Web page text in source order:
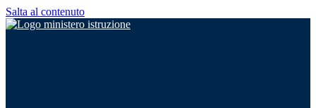
Salta al contenuto